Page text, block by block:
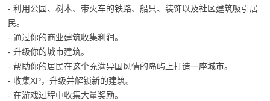
- 利用公园、树木、带火车的铁路、船只、装饰以及社区建筑吸引居
民。
- 通过你的商业建筑收集利润。
- 升级你的城市建筑。
- 帮助你的居民在这个充满异国风情的岛屿上打造一座城市。
- 收集XP，升级并解锁新的建筑。
- 在游戏过程中收集大量奖励。